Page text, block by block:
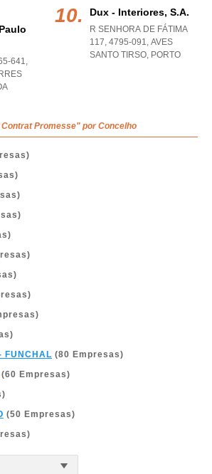
641,
Dux - Interiores, S.a.
R SENHORA DE FÁTIMA
117, 4795-091, AVES
SANTO TIRSO, PORTO
Promesse" por Concelho
FUNCHAL (80 Empresas)
(60 Empresas)
(50 Empresas)